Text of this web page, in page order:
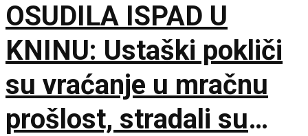
OSUDILA ISPAD U
KNINU: Ustaški pokliči
su vraćanje u mračnu
prošlost, stradali su